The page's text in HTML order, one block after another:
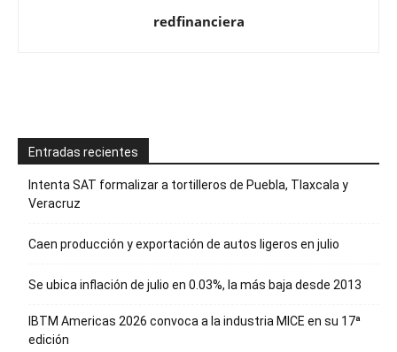
redfinanciera
Entradas recientes
Intenta SAT formalizar a tortilleros de Puebla, Tlaxcala y
Veracruz
Caen producción y exportación de autos ligeros en julio
Se ubica inflación de julio en 0.03%, la más baja desde 2013
IBTM Americas 2026 convoca a la industria MICE en su 17ª
edición